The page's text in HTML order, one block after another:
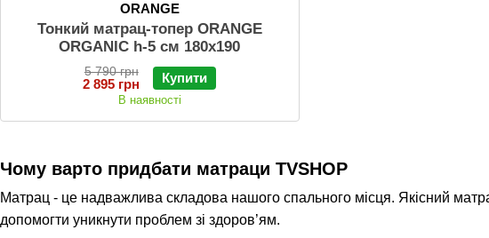
Чому варто придбати матраци TVSHOP
Матрац - це надважлива складова нашого спального місця. Якісний
допомогти уникнути проблем зі здоров’ям.
ORANGE
Тонкий матрац-топер ORANGE
ORGANIC h-5 см 180х190
5 790 грн
2 895 грн Купити
В наявності